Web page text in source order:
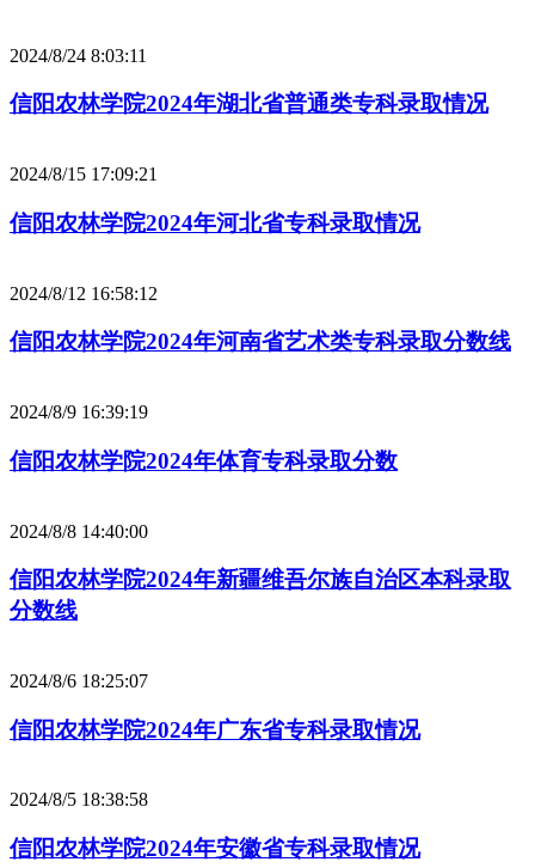
2024/8/24 8:03:11
信阳农林学院2024年湖北省普通类专科录取情况
2024/8/15 17:09:21
信阳农林学院2024年河北省专科录取情况
2024/8/12 16:58:12
信阳农林学院2024年河南省艺术类专科录取分数线
2024/8/9 16:39:19
信阳农林学院2024年体育专科录取分数
2024/8/8 14:40:00
信阳农林学院2024年新疆维吾尔族自治区本科录取
分数线
2024/8/6 18:25:07
信阳农林学院2024年广东省专科录取情况
2024/8/5 18:38:58
信阳农林学院2024年安徽省专科录取情况